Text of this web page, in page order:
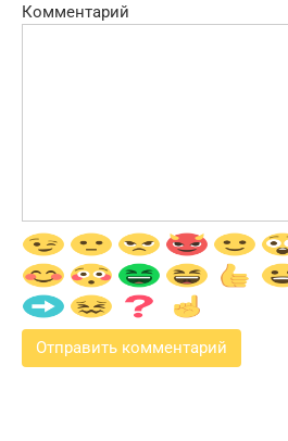
Комментарий